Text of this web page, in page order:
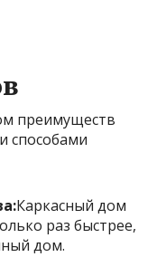
преимуществ
способами
Каркасный дом
раз быстрее,
дом.